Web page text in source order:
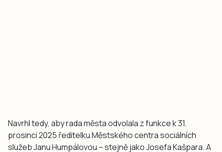
Navrhl tedy, aby rada města odvolala z funkce k 31.
prosinci 2025 ředitelku Městského centra sociálních
služeb Janu Humpálovou – stejně jako Josefa Kašpara. A